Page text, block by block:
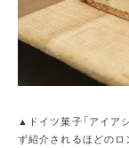
▲ドイツ菓子「アイア
ず紹介されるほどのロ